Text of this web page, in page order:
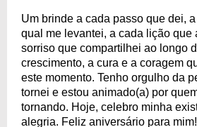
Um brinde a cada passo que dei,
qual me levantei, a cada lição que
sorriso que compartilhei ao longo
crescimento, a cura e a coragem
este momento. Tenho orgulho da
tornei e estou animado(a) por
tornando. Hoje, celebro minha
alegria. Feliz aniversário para mim!